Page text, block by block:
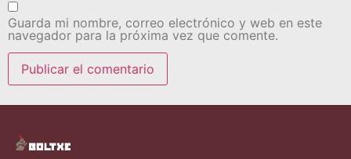
Guarda mi nombre, correo electrónico y web en este
navegador para la próxima vez que comente.